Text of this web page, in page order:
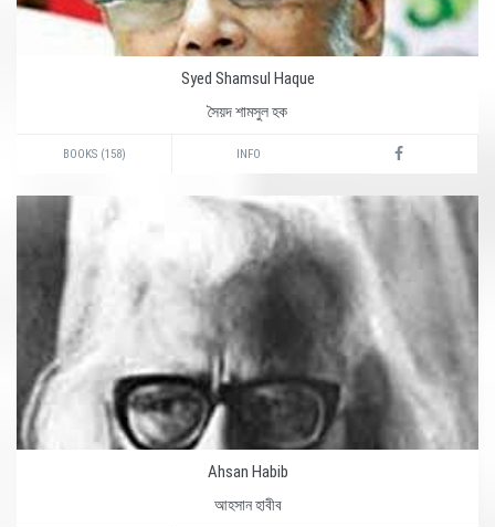
Syed Shamsul Haque
সৈয়দ শামসুল হক
BOOKS (158) INFO
Ahsan Habib
আহসান হাবীব